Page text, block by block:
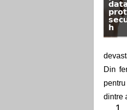
h
Din
dintre